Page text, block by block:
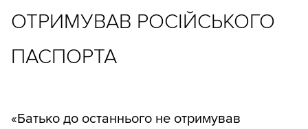
ОТРИМУВАВ РОСІЙСЬКОГО
ПАСПОРТА
«Батько до останнього не отримував